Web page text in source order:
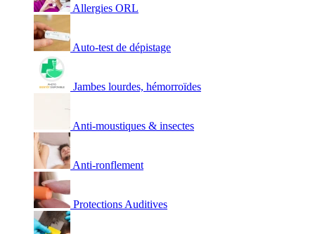
Allergies ORL
Auto-test de dépistage
Jambes lourdes, hémorroïdes
Anti-moustiques & insectes
Anti-ronflement
Protections Auditives